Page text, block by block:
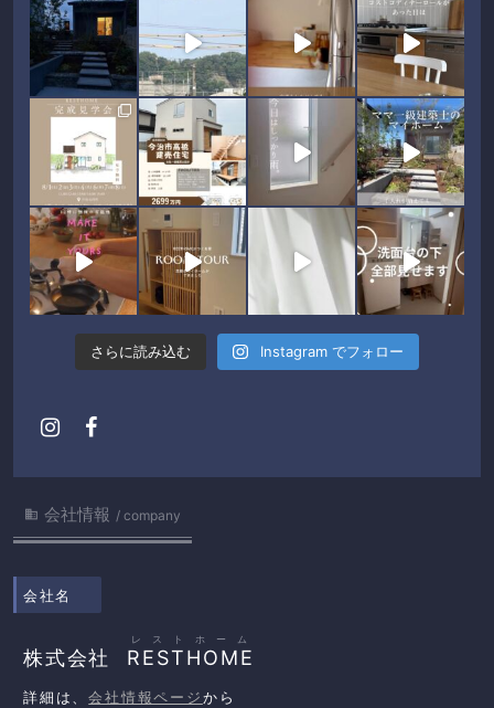
さらに読み込む Instagram でフォロー
 会社情報 company
会社名
株式会社 RESTHOME
レストホーム
詳細は、会社情報ページから